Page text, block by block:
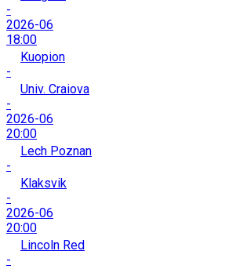
-
2026-06
18:00
Kuopion
-
Univ. Craiova
-
2026-06
20:00
Lech Poznan
-
Klaksvik
-
2026-06
20:00
Lincoln Red
-